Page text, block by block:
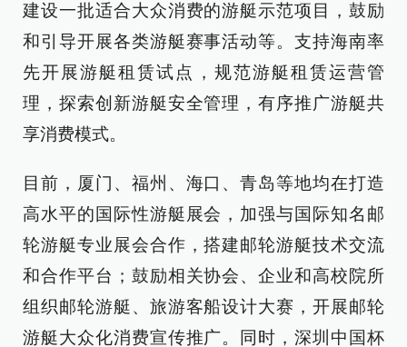
建设一批适合大众消费的游艇示范项目，鼓励
和引导开展各类游艇赛事活动等。支持海南率
先开展游艇租赁试点，规范游艇租赁运营管
理，探索创新游艇安全管理，有序推广游艇共
享消费模式。
目前，厦门、福州、海口、青岛等地均在打造
高水平的国际性游艇展会，加强与国际知名邮
轮游艇专业展会合作，搭建邮轮游艇技术交流
和合作平台；鼓励相关协会、企业和高校院所
组织邮轮游艇、旅游客船设计大赛，开展邮轮
游艇大众化消费宣传推广。同时，深圳中国杯